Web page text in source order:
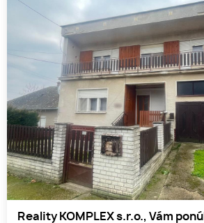
Reality KOMPLEX s.r.o., Vám